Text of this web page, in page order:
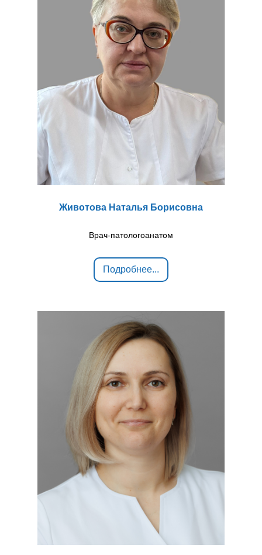
Животова Наталья Борисовна
Врач-патологоанатом
Подробнее...